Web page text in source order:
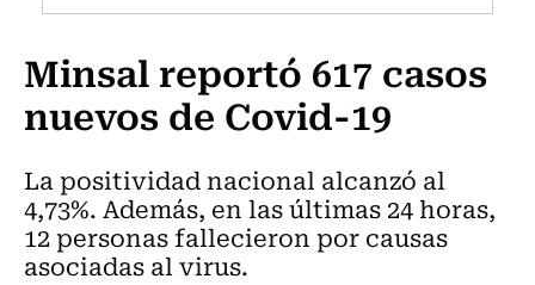
Programas Radio y TV Usach
Minsal reportó 617 casos
nuevos de Covid-19
La positividad nacional alcanzó al
4,73%. Además, en las últimas 24 horas,
12 personas fallecieron por causas
asociadas al virus.